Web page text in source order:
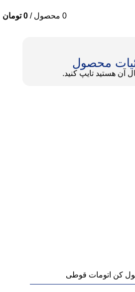
0 محصول /
0 تومان
محصول
کن اتومات قوطی
آن هستید تایپ کنید.